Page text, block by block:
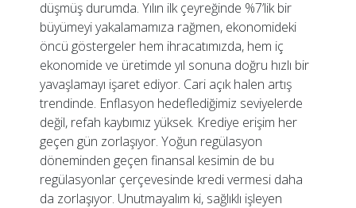
düşmüş durumda. Yılın ilk çeyreğinde %7’lik bir
büyümeyi yakalamamıza rağmen, ekonomideki
öncü göstergeler hem ihracatımızda, hem iç
ekonomide ve üretimde yıl sonuna doğru hızlı bir
yavaşlamayı işaret ediyor. Cari açık halen artış
trendinde. Enflasyon hedeflediğimiz seviyelerde
değil, refah kaybımız yüksek. Krediye erişim her
geçen gün zorlaşıyor. Yoğun regülasyon
döneminden geçen finansal kesimin de bu
regülasyonlar çerçevesinde kredi vermesi daha
da zorlaşıyor. Unutmayalım ki, sağlıklı işleyen